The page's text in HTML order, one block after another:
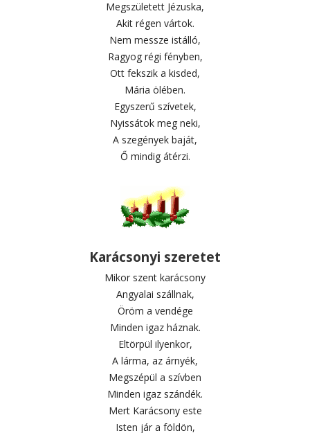
Megszületett Jézuska,
Akit régen vártok.
Nem messze istálló,
Ragyog régi fényben,
Ott fekszik a kisded,
Mária ölében.
Egyszerű szívetek,
Nyissátok meg neki,
A szegények baját,
Ő mindig átérzi.
Karácsonyi szeretet
Mikor szent karácsony
Angyalai szállnak,
Öröm a vendége
Minden igaz háznak.
Eltörpül ilyenkor,
A lárma, az árnyék,
Megszépül a szívben
Minden igaz szándék.
Mert Karácsony este
Isten jár a földön,